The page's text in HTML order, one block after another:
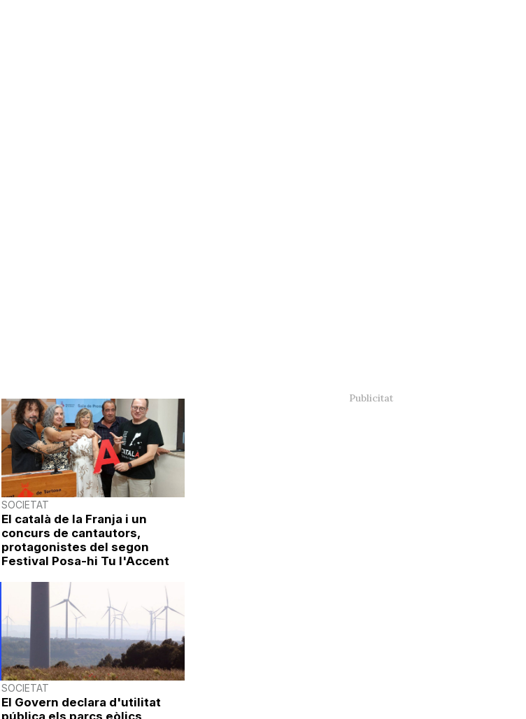
SOCIETAT
El català de la Franja i un
concurs de cantautors,
protagonistes del segon
Festival Posa-hi Tu l'Accent
SOCIETAT
El Govern declara d'utilitat
pública els parcs eòlics